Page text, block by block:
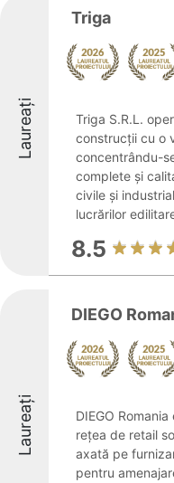
Laureați
Triga
Triga S.R.L.
construcții cu o
concentrându-
complete și
civile și
lucrărilor
8.5
Laureați
DIEGO
DIEGO
rețea de retail
axată pe
pentru